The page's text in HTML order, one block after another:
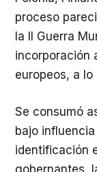
proceso
la
Guerra
incorporación
europeos, a
Se consumó
bajo
identificación
gobernantes,